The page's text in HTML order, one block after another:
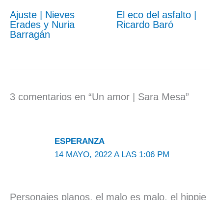
Ajuste | Nieves
Erades y Nuria
Barragán
El eco del asfalto |
Ricardo Baró
3 comentarios en “Un amor | Sara Mesa”
ESPERANZA
14 MAYO, 2022 A LAS 1:06 PM
Personajes planos, el malo es malo, el hippie